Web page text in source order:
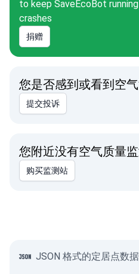
to keep SaveEcoBot
crashes
捐赠
您是否感到或看到空
提交投诉
您附近没有空气质量
购买监测站
JSON 格式的定居点数据